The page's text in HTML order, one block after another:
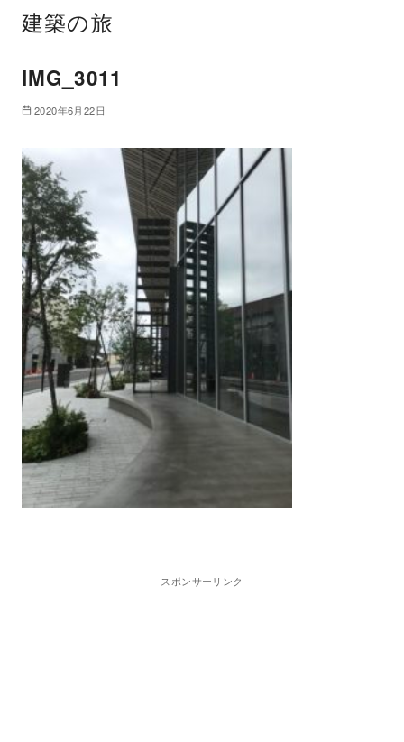
建築の旅
IMG_3011
2020年6月22日
スポンサーリンク